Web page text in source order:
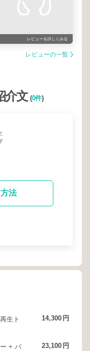
レビューを詳しくみる
レビューの一覧
介文(0件)
法
生ト
14,300 円
+ バ
23,100 円